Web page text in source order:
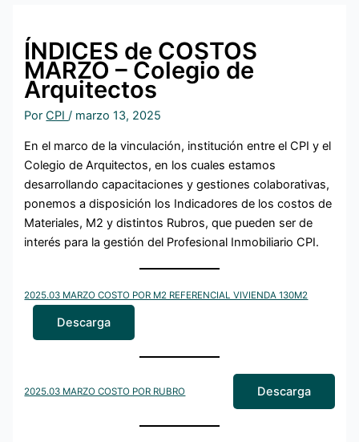
ÍNDICES de COSTOS
MARZO – Colegio de
Arquitectos
PorCPI/ marzo 13, 2025
En el marco de la vinculación, institución entre el CPI y el
Colegio de Arquitectos, en los cuales estamos
desarrollando capacitaciones y gestiones colaborativas,
ponemos a disposición los Indicadores de los costos de
Materiales, M2 y distintos Rubros, que pueden ser de
interés para la gestión del Profesional Inmobiliario CPI.
2025.03 MARZO COSTO POR M2 REFERENCIAL VIVIENDA 130M2
Descarga
2025.03 MARZO COSTO POR RUBRO Descarga